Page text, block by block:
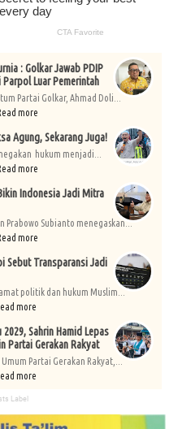
: Golkar Jawab PDIP
Luar Pemerintah
Partai Golkar, Ahmad Doli...
more
Agung, Sekarang Juga!
hukum menjadi...
more
Indonesia Jadi Mitra
Prabowo Subianto menegaskan...
more
Sebut Transparansi Jadi
politik dan hukum Muslim...
more
Sahrin Hamid Lepas
Partai Gerakan Rakyat
Partai Gerakan Rakyat,...
more
Label